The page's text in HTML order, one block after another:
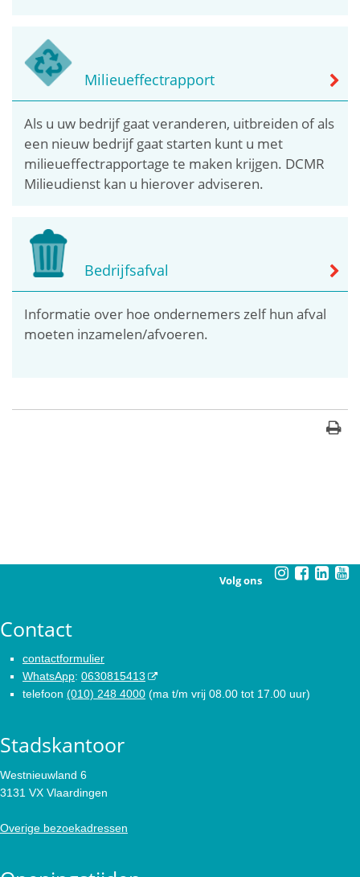
Milieueffectrapport
Als u uw bedrijf gaat veranderen, uitbreiden of als
een nieuw bedrijf gaat starten kunt u met
milieueffectrapportage te maken krijgen. DCMR
Milieudienst kan u hierover adviseren.
Bedrijfsafval
Informatie over hoe ondernemers zelf hun afval
moeten inzamelen/afvoeren.
Volg ons
Contact
contactformulier
WhatsApp: 0630815413
telefoon (010) 248 4000 (ma t/m vrij 08.00 tot 17.00 uur)
Stadskantoor
Westnieuwland 6
3131 VX Vlaardingen
Overige bezoekadressen